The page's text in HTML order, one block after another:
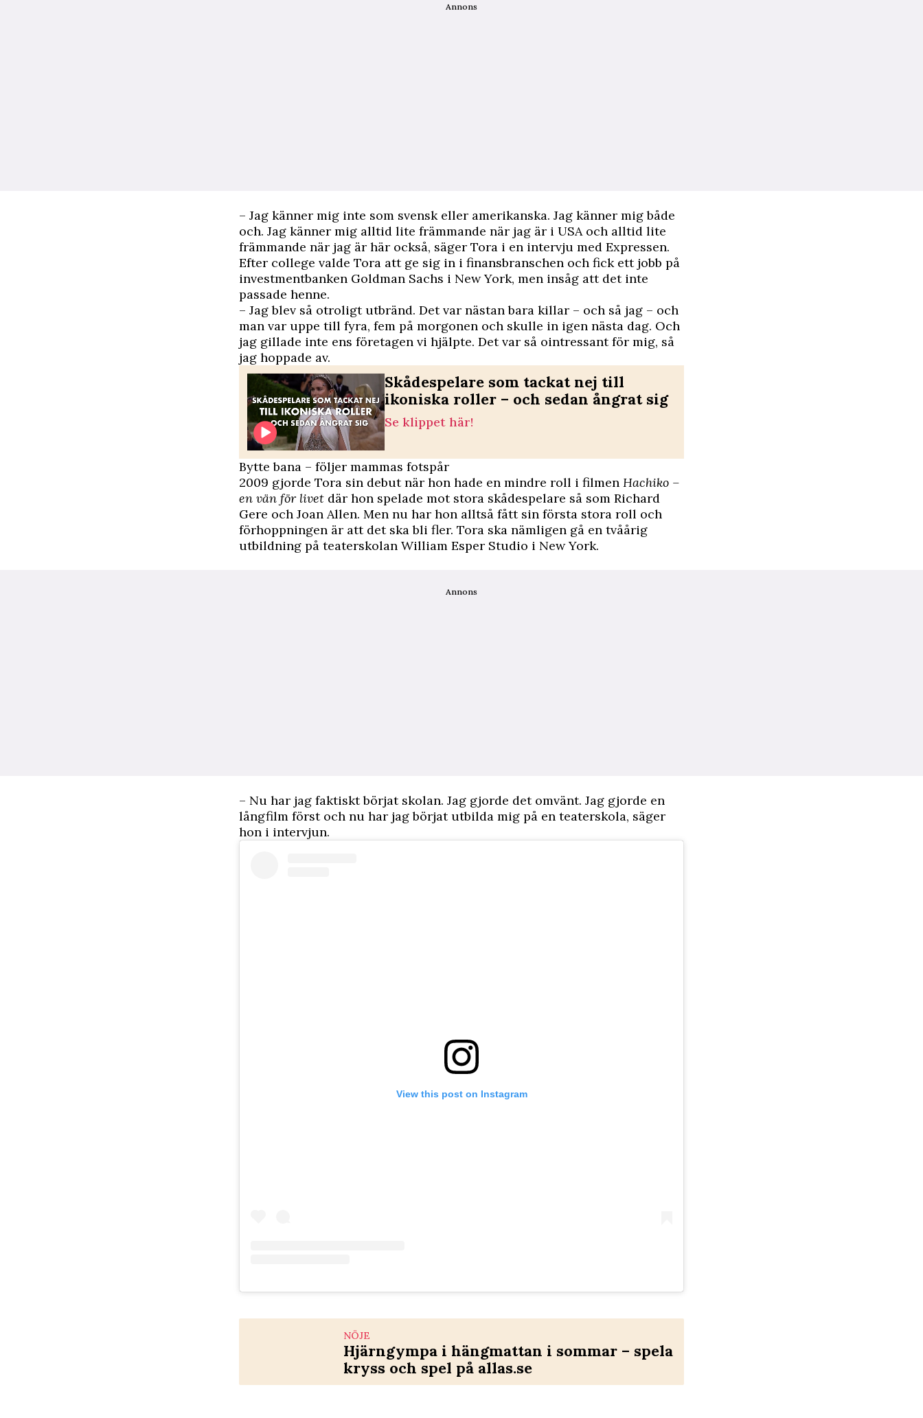
Annons
– Jag känner mig inte som svensk eller amerikanska. Jag känner mig både
och. Jag känner mig alltid lite främmande när jag är i USA och alltid lite
främmande när jag är här också, säger Tora i en intervju med Expressen.
Efter college valde Tora att ge sig in i finansbranschen och fick ett jobb på
investmentbanken Goldman Sachs i New York, men insåg att det inte
passade henne.
– Jag blev så otroligt utbränd. Det var nästan bara killar – och så jag – och
man var uppe till fyra, fem på morgonen och skulle in igen nästa dag. Och
jag gillade inte ens företagen vi hjälpte. Det var så ointressant för mig, så
jag hoppade av.
Skådespelare som tackat nej till
ikoniska roller – och sedan ångrat sig
Se klippet här!
Bytte bana – följer mammas fotspår
2009 gjorde Tora sin debut när hon hade en mindre roll i filmen Hachiko –
en vän för livet där hon spelade mot stora skådespelare så som Richard
Gere och Joan Allen. Men nu har hon alltså fått sin första stora roll och
förhoppningen är att det ska bli fler. Tora ska nämligen gå en tvåårig
utbildning på teaterskolan William Esper Studio i New York.
Annons
– Nu har jag faktiskt börjat skolan. Jag gjorde det omvänt. Jag gjorde en
långfilm först och nu har jag börjat utbilda mig på en teaterskola, säger
hon i intervjun.
View this post on Instagram
NÖJE
Hjärngympa i hängmattan i sommar – spela
kryss och spel på allas.se